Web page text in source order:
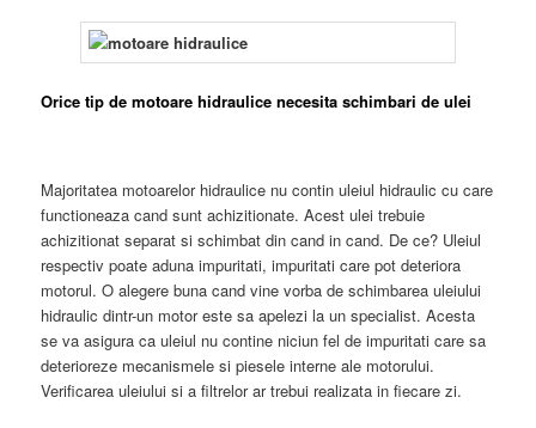
Orice tip de motoare hidraulice necesita schimbari de ulei
Majoritatea motoarelor hidraulice nu contin uleiul hidraulic cu care
functioneaza cand sunt achizitionate. Acest ulei trebuie
achizitionat separat si schimbat din cand in cand. De ce? Uleiul
respectiv poate aduna impuritati, impuritati care pot deteriora
motorul. O alegere buna cand vine vorba de schimbarea uleiului
hidraulic dintr-un motor este sa apelezi la un specialist. Acesta
se va asigura ca uleiul nu contine niciun fel de impuritati care sa
deterioreze mecanismele si piesele interne ale motorului.
Verificarea uleiului si a filtrelor ar trebui realizata in fiecare zi.